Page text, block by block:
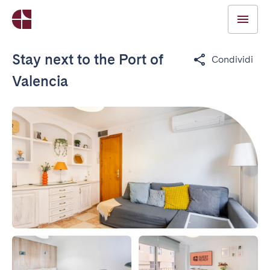
Stay next to the Port of
Valencia
Condividi